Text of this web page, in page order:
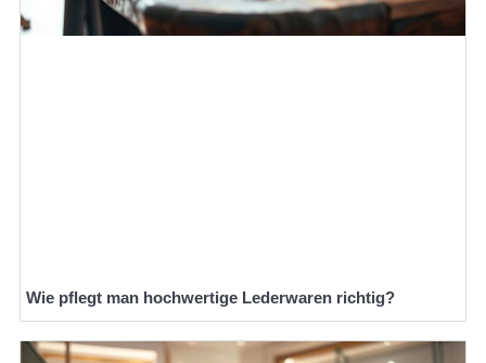
Wie pflegt man hochwertige Lederwaren richtig?